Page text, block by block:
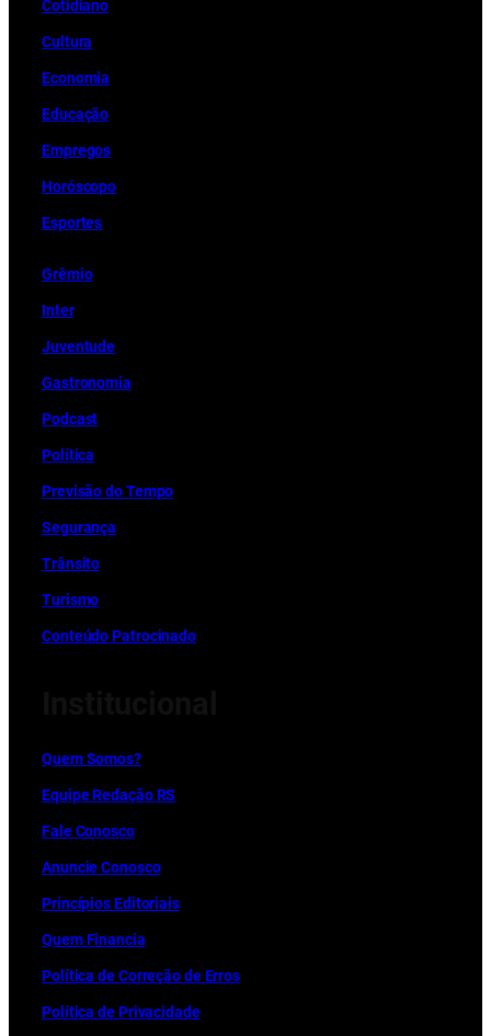
Cotidiano
Cultura
Economia
Educação
Empregos
Horóscopo
Esportes
Grêmio
Inter
Juventude
Gastronomia
Podcast
Política
Previsão do Tempo
Segurança
Trânsito
Turismo
Conteúdo Patrocinado
Quem Somos?
Equipe Redação RS
Fale Conosco
Anuncie Conosco
Princípios Editoriais
Quem Financia
Política de Correção de Erros
Política de Privacidade